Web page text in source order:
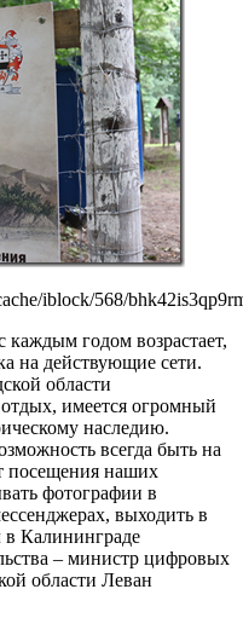
iblock/568/
годом возрастает,
на действующие сети.
области
имеется огромный
наследию.
всегда быть на
посещения наших
фотографии в
выходить в
Калининграде
– министр цифровых
области Леван